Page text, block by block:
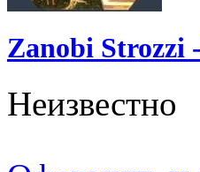
Zanobi Strozzi
Неизвестно